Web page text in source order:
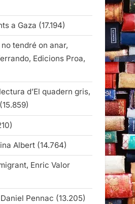
a Gaza (17.194)
tendré on anar,
Edicions Proa,
d’El quadern gris,
(15.859)
Albert (14.764)
Enric Valor
Pennac (13.205)